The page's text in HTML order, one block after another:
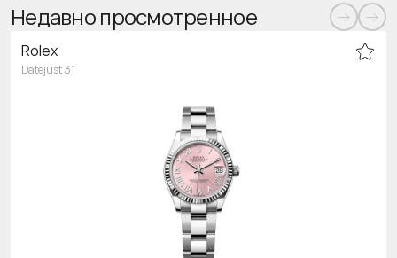
Недавно просмотренное
Rolex
Datejust 31